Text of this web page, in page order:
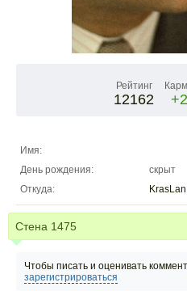
Рейтинг
12162 +2
Имя:
День рождения:
скрыт
Откуда:
KrasLan
Стена 1475
Чтобы писать и оценивать
зарегистрироваться